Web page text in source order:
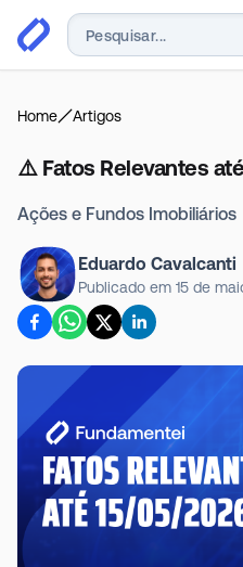
Home Artigos
⚠️ Fatos Relevantes
Ações e Fundos Imobiliários
Eduardo Cavalcanti
Publicado em 15 de